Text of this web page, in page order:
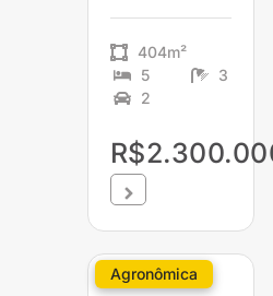
404m²
5
3
2
Agronômica